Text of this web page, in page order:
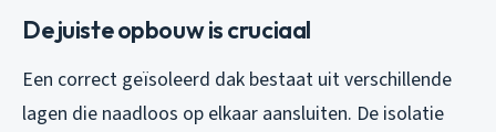
De juiste opbouw is cruciaal
Een correct geïsoleerd dak bestaat uit verschillende
lagen die naadloos op elkaar aansluiten. De isolatie